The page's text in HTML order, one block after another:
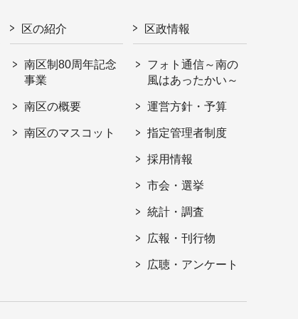
区の紹介
南区制80周年記念
事業
南区の概要
南区のマスコット
区政情報
フォト通信～南の
風はあったかい～
運営方針・予算
指定管理者制度
採用情報
市会・選挙
統計・調査
広報・刊行物
広聴・アンケート